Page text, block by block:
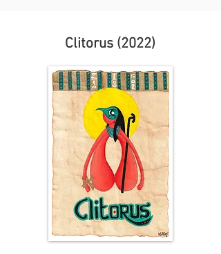
Clitorus (2022)